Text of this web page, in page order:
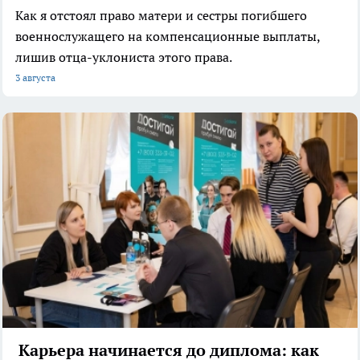
Как я отстоял право матери и сестры погибшего
военнослужащего на компенсационные выплаты,
лишив отца-уклониста этого права.
3 августа
Карьера начинается до диплома: как